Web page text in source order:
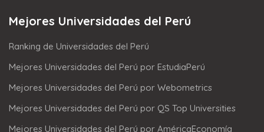
Mejores Universidades del Perú
Ranking de Universidades del Perú
Mejores Universidades del Perú por EstudiaPerú
Mejores Universidades del Perú por Webometrics
Mejores Universidades del Perú por QS Top Universities
Mejores Universidades del Perú por AméricaEconomía